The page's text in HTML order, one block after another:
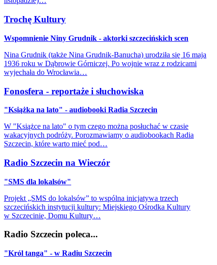
Trochę Kultury
Wspomnienie Niny Grudnik - aktorki szczecińskich scen
Nina Grudnik (także Nina Grudnik-Banucha) urodziła się 16 maja
1936 roku w Dąbrowie Górniczej. Po wojnie wraz z rodzicami
wyjechała do Wrocławia…
Fonosfera - reportaże i słuchowiska
"Książka na lato" - audiobooki Radia Szczecin
W "Książce na lato" o tym czego można posłuchać w czasie
wakacyjnych podróży. Porozmawiamy o audiobookach Radia
Szczecin, które warto mieć pod…
Radio Szczecin na Wieczór
"SMS dla lokalsów"
Projekt „SMS do lokalsów” to wspólna inicjatywa trzech
szczecińskich instytucji kultury: Miejskiego Ośrodka Kultury
w Szczecinie, Domu Kultury…
Radio Szczecin poleca...
"Król tanga" - w Radiu Szczecin